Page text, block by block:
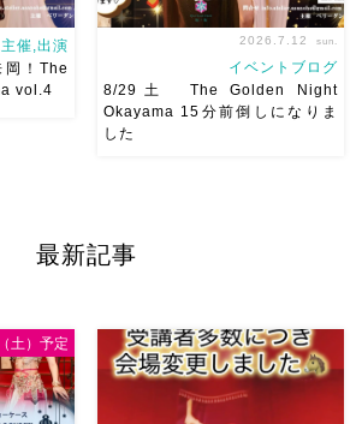
催,出演
！The
vol.4
踊ってくれます♡ 東京から参
2026.7.12 sun.
イベントブログ
8/29土 The Golden Night
Okayama 15分前倒しになりま
した
最新記事
土）予定